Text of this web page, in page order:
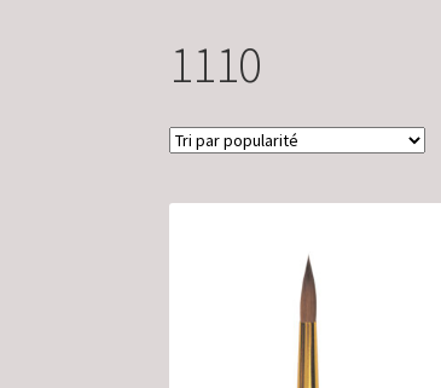
1110